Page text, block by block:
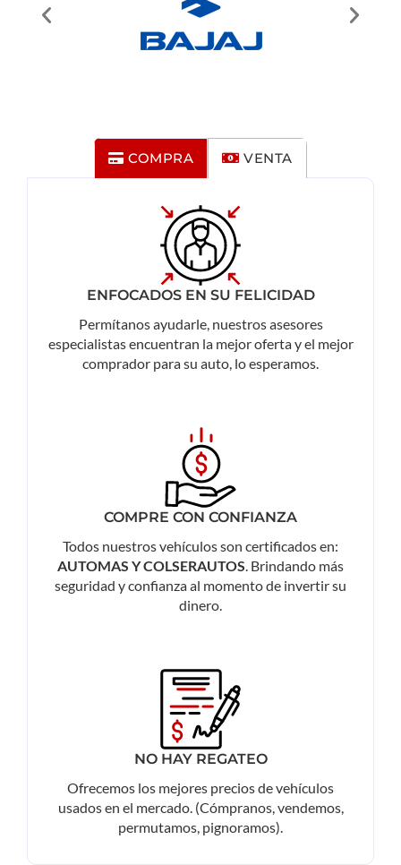
COMPRA VENTA
ENFOCADOS EN SU FELICIDAD
Permítanos ayudarle, nuestros asesores
especialistas encuentran la mejor oferta y el mejor
comprador para su auto, lo esperamos.
COMPRE CON CONFIANZA
Todos nuestros vehículos son certificados en:
AUTOMAS Y COLSERAUTOS . Brindando más
seguridad y confianza al momento de invertir su
dinero.
NO HAY REGATEO
Ofrecemos los mejores precios de vehículos
usados en el mercado. (Cómpranos, vendemos,
permutamos, pignoramos).